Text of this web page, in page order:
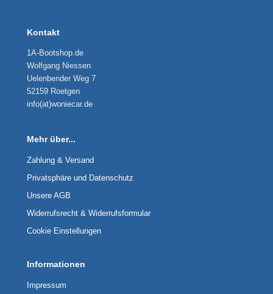
Kontakt
1A-Bootshop.de
Wolfgang Niessen
Uelenbender Weg 7
52159 Roetgen
info(at)woniecar.de
Mehr über...
Zahlung & Versand
Privatsphäre und Datenschutz
Unsere AGB
Widerrufsrecht & Widerrufsformular
Cookie Einstellungen
Informationen
Impressum